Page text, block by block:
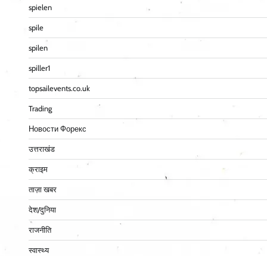
spielen
spile
spilen
spiller1
topsailevents.co.uk
Trading
Новости Форекс
उत्तराखंड
क्राइम
ताज़ा खबर
देश/दुनिया
राजनीति
स्वास्थ्य